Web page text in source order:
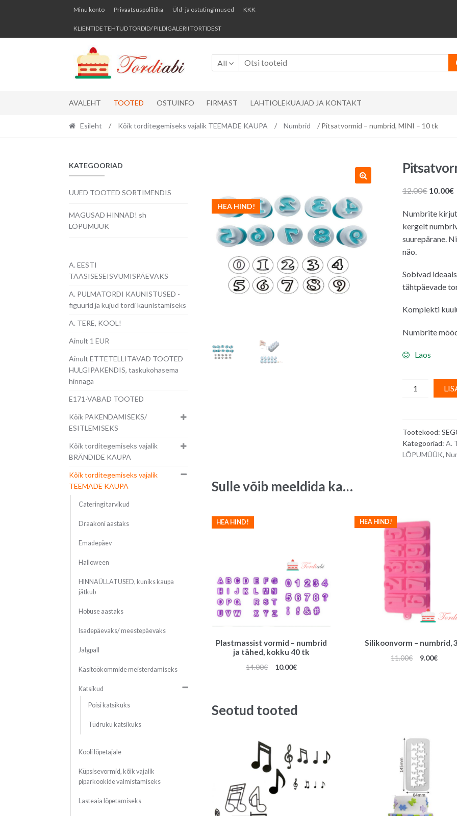
Skip
navigation
Skip
content
Minu konto Privaatsuspoliitika Üld- ja ostutingimused KKK
KLIENTIDE TEHTUD TORDID/ PILDIGALERII TORTIDEST
All
AVALEHT TOOTED OSTUINFO FIRMAST LAHTIOLEKUAJAD JA KONTAKT
Esileht / Kõik torditegemiseks vajalik TEEMADE KAUPA / Numbrid / Pitsatvormid – numbrid, MINI – 10 tk
HEA HIND!
12.00€ Algne
oli:
12.00€.
10.00€
Numbrite
kergelt
suurepärane.
näo.
Sobivad
tähtpäevade
Komplekti
Numbrite
Laos
Pitsatvormid
-
10
Tootekood:
Kategooriad: A.
LÕPUMÜÜK,
Sulle võib meeldida ka…
Plastmassist vormid – numbrid
ja tähed, kokku 40 tk
HEA HIND!
14.00€
Algne
10.00€Praegune
Silikoonvorm – numbrid,
HEA HIND!
11.00€
Algne
9.00€
Seotud tooted
KATEGOORIAD
UUED TOOTED SORTIMENDIS
MAGUSAD HINNAD! sh
LÕPUMÜÜK
A. EESTI
TAASISESEISVUMISPÄEVAKS
A. PULMATORDI KAUNISTUSED -
figuurid ja kujud tordi kaunistamiseks
A. TERE, KOOL!
Ainult 1 EUR
Ainult ETTETELLITAVAD TOOTED
HULGIPAKENDIS, taskukohasema
hinnaga
E171-VABAD TOOTED
Kõik PAKENDAMISEKS/
ESITLEMISEKS
Kõik torditegemiseks vajalik
BRÄNDIDE KAUPA
Kõik torditegemiseks vajalik
TEEMADE KAUPA
Cateringi tarvikud
Draakoni aastaks
Emadepäev
Halloween
HINNAÜLLATUSED, kuniks kaupa
jätkub
Hobuse aastaks
Isadepäevaks/ meestepäevaks
Jalgpall
Käsitöökommide meisterdamiseks
Katsikud
Poisi katsikuks
Tüdruku katsikuks
Kooli lõpetajale
Küpsisevormid, kõik vajalik
piparkookide valmistamiseks
Lasteaia lõpetamiseks